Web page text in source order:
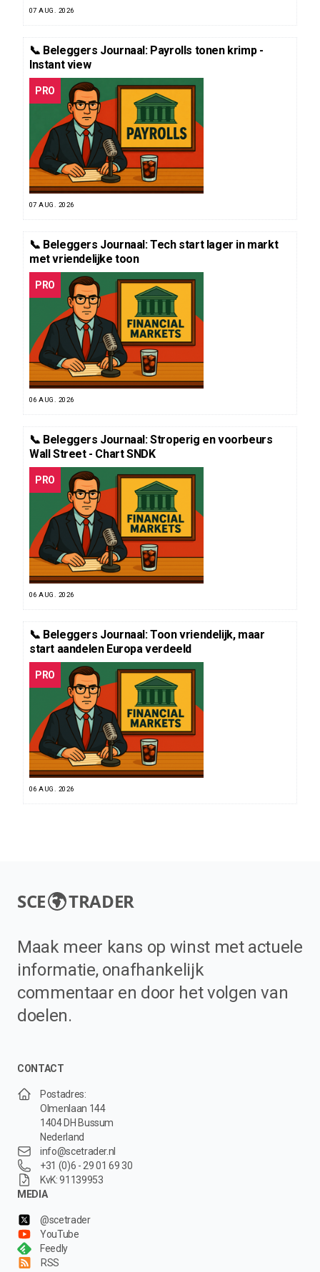
07 AUG. 2026
📞 Beleggers Journaal: Payrolls tonen krimp -
Instant view
PRO
07 AUG. 2026
📞 Beleggers Journaal: Tech start lager in markt
met vriendelijke toon
PRO
06 AUG. 2026
📞 Beleggers Journaal: Stroperig en voorbeurs
Wall Street - Chart SNDK
PRO
06 AUG. 2026
📞 Beleggers Journaal: Toon vriendelijk, maar
start aandelen Europa verdeeld
PRO
06 AUG. 2026
SCE TRADER
Maak meer kans op winst met actuele
informatie, onafhankelijk
commentaar en door het volgen van
doelen.
CONTACT
Postadres:
Olmenlaan 144
1404 DH Bussum
Nederland
info@scetrader.nl
+31 (0)6 - 29 01 69 30
KvK: 91139953
MEDIA
@scetrader
YouTube
Feedly
RSS